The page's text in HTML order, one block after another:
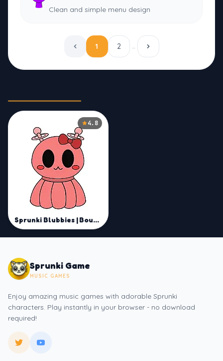
Clean and simple menu design
1 2 …
4.8
Sprunki Blubbies | Bouncy Beats Music Game Mod Online
Sprunki Game
MUSIC GAMES
Enjoy amazing music games with adorable Sprunki
characters. Play instantly in your browser - no download
required!